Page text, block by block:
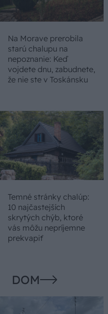
Na Morave prerobila
starú chalupu na
nepoznanie: Keď
vojdete dnu, zabudnete,
že nie ste v Toskánsku
Temné stránky chalúp:
10 najčastejších
skrytých chýb, ktoré
vás môžu nepríjemne
prekvapiť
DOM